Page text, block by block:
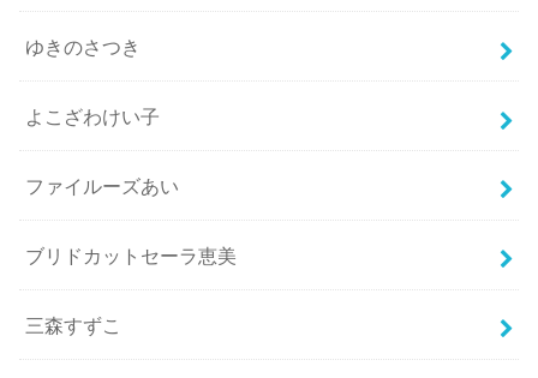
ゆきのさつき
よこざわけい子
ファイルーズあい
ブリドカットセーラ恵美
三森すずこ